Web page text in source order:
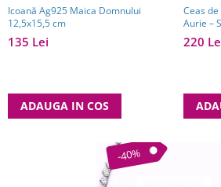
Icoană Ag925 Maica Domnului
12,5x15,5 cm
135 Lei
ADAUGA IN COS
Ceas
Aurie –
220
-40%